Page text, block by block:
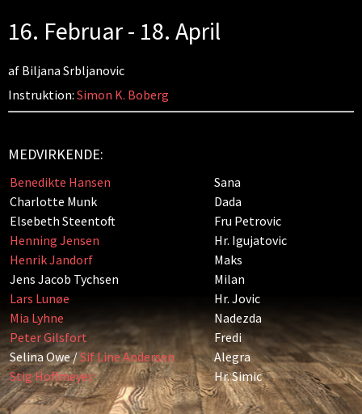
16. Februar - 18. April
af Biljana Srbljanovic
Instruktion: Simon K. Boberg
MEDVIRKENDE:
Benedikte Hansen
Sana
Charlotte Munk
Dada
Elsebeth Steentoft
Fru Petrovic
Henning Jensen
Hr. Igujatovic
Henrik Jandorf
Maks
Jens Jacob Tychsen
Milan
Lars Lunøe
Hr. Jovic
Mia Lyhne
Nadezda
Peter Gilsfort
Fredi
Selina Owe /Sif Line Andersen
Alegra
Stig Hoffmeyer
Hr. Simic